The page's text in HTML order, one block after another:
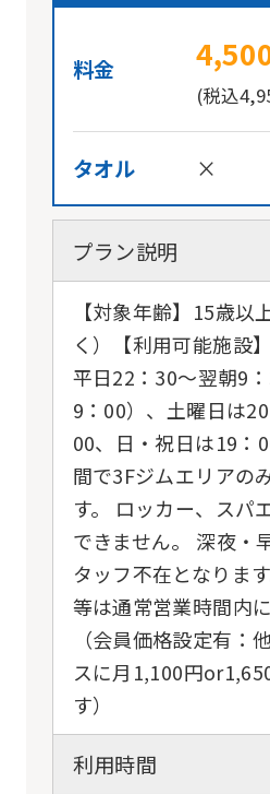
料金
(税込
タオル ×
プラン説明
【対象年齢】15歳以
く）【利用可能施設
平日22：30〜翌朝9
9：00）、土曜日は
00、日・祝日は19：
間で3Fジムエリアの
す。 ロッカー、スパ
できません。 深夜・
タッフ不在となりま
等は通常営業時間内
（会員価格設定有：
スに月1,100円
す）
利用時間